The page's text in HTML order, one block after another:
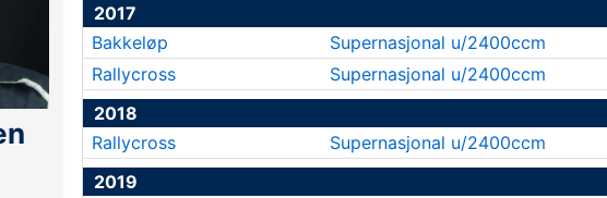
2017
Bakkeløp
Supernasjonal u/2400ccm
Rallycross
Supernasjonal u/2400ccm
2018
Rallycross
Supernasjonal u/2400ccm
2019